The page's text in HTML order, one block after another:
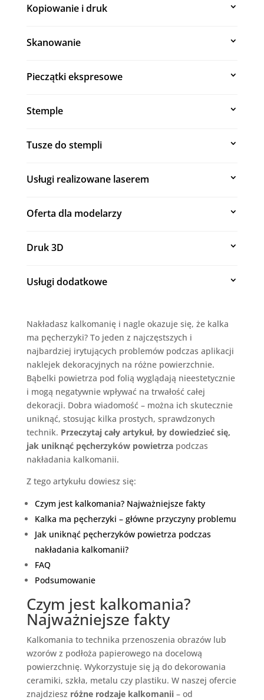
Kopiowanie i druk
Skanowanie
Pieczątki ekspresowe
Stemple
Tusze do stempli
Usługi realizowane laserem
Oferta dla modelarzy
Druk 3D
Usługi dodatkowe
Nakładasz kalkomanię i nagle okazuje się, że kalka
ma pęcherzyki? To jeden z najczęstszych i
najbardziej irytujących problemów podczas aplikacji
naklejek dekoracyjnych na różne powierzchnie.
Bąbelki powietrza pod folią wyglądają nieestetycznie
i mogą negatywnie wpływać na trwałość całej
dekoracji. Dobra wiadomość – można ich skutecznie
uniknąć, stosując kilka prostych, sprawdzonych
technik. Przeczytaj cały artykuł, by dowiedzieć się,
jak uniknąć pęcherzyków powietrzapodczas
nakładania kalkomanii.
Z tego artykułu dowiesz się:
Czym jest kalkomania? Najważniejsze fakty
Kalka ma pęcherzyki – główne przyczyny problemu
Jak uniknąć pęcherzyków powietrza podczas
nakładania kalkomanii?
FAQ
Podsumowanie
Czym jest kalkomania?
Najważniejsze fakty
Kalkomania to technika przenoszenia obrazów lub
wzorów z podłoża papierowego na docelową
powierzchnię. Wykorzystuje się ją do dekorowania
ceramiki, szkła, metalu czy plastiku. W naszej ofercie
znajdziesz różne rodzaje kalkomanii – od